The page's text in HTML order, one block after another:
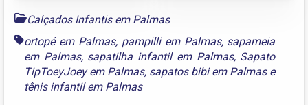
Calçados Infantis em Palmas
ortopé em Palmas, pampilli em Palmas, sapameia
em Palmas, sapatilha infantil em Palmas, Sapato
TipToeyJoey em Palmas, sapatos bibi em Palmase
tênis infantil em Palmas